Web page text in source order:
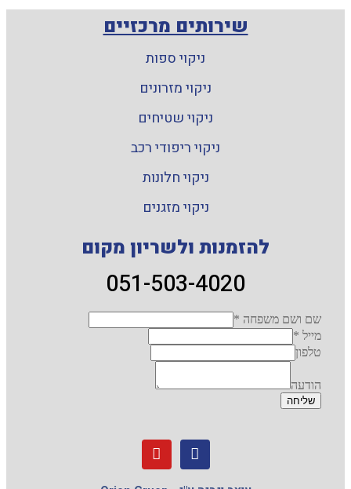
שירותים מרכזיים
ניקוי ספות
ניקוי מזרונים
ניקוי שטיחים
ניקוי ריפודי רכב
ניקוי חלונות
ניקוי מזגנים
להזמנות ולשריון מקום
051-503-4020
שם ושם משפחה *
מייל *
טלפון
הודעה
שליחה